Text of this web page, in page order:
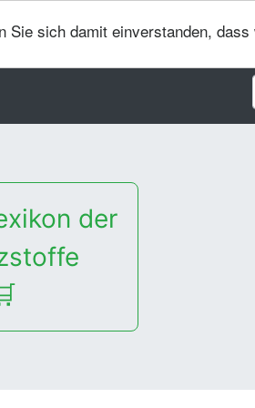
Sie sich damit einverstanden, dass
der